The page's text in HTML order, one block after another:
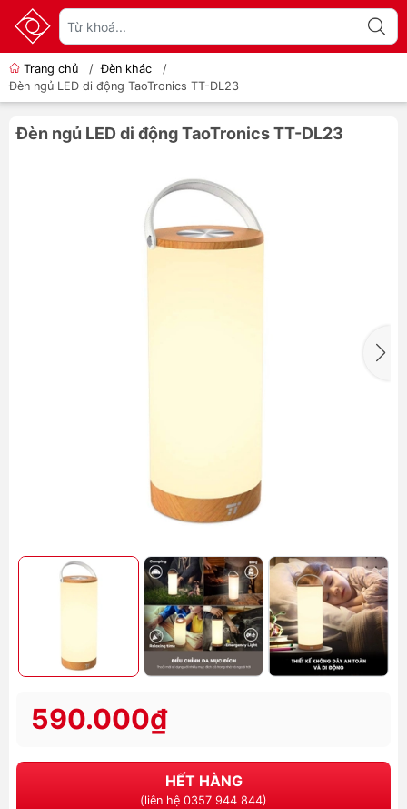
Trang chủ / Đèn khác
/
Đèn ngủ LED di động TaoTronics TT-DL23
Đèn ngủ LED di động TaoTronics TT-DL23
590.000₫
HẾT HÀNG
(liên hệ 0357 944 844)